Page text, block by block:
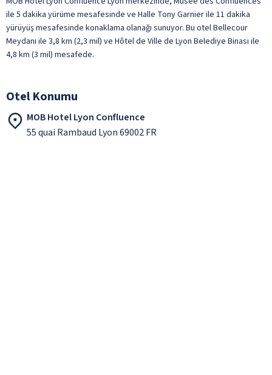
ile 5 dakika yürüme mesafesinde ve Halle Tony Garnier ile 11 dakika
yürüyüş mesafesinde konaklama olanağı sunuyor. Bu otel Bellecour
Meydanı ile 3,8 km (2,3 mil) ve Hôtel de Ville de Lyon Belediye Binası ile
4,8 km (3 mil) mesafede.
Otel Konumu
MOB Hotel Lyon Confluence
55 quai Rambaud Lyon 69002 FR